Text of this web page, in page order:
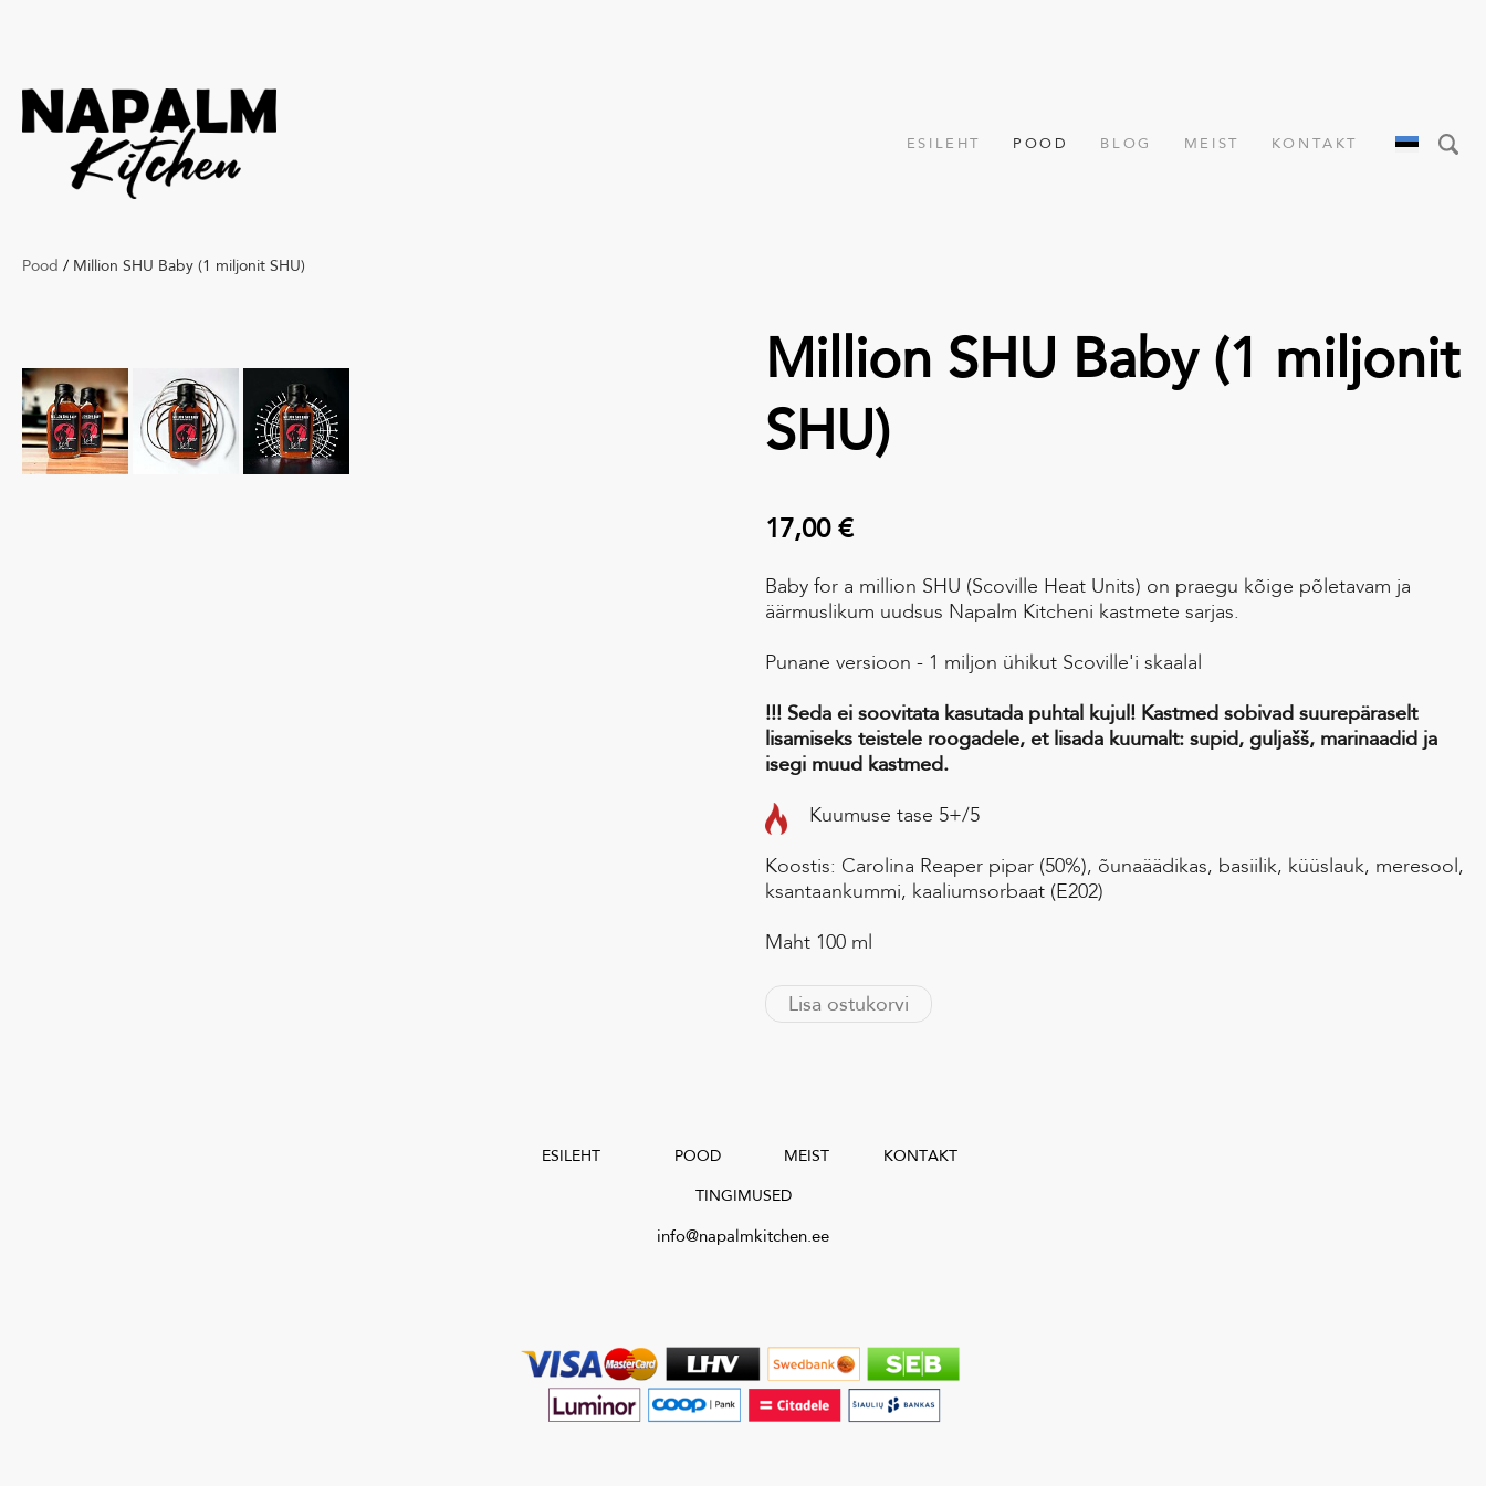
ESILEHT POOD BLOG MEIST KONTAKT
Pood / Million SHU Baby (1 miljonit SHU)
Million SHU Baby (1 miljonit
SHU)
17,00 €
Baby for a million SHU (Scoville Heat Units) on praegu kõige põletavam ja
äärmuslikum uudsus Napalm Kitcheni kastmete sarjas.
Punane versioon - 1 miljon ühikut Scoville'i skaalal
!!! Seda ei soovitata kasutada puhtal kujul! Kastmed sobivad suurepäraselt
lisamiseks teistele roogadele, et lisada kuumalt: supid, guljašš, marinaadid ja
isegi muud kastmed.
Kuumuse tase 5+/5
Koostis: Carolina Reaper pipar (50%), õunaäädikas, basiilik, küüslauk, meresool,
ksantaankummi, kaaliumsorbaat (E202)
Maht 100 ml
Lisa ostukorvi
ESILEHT POOD MEIST
KONTAKT
TINGIMUSED
info@napalmkitchen.ee